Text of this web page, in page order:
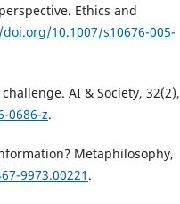
Ethics and
10.1007/s10676-005-
AI & Society, 32(2),
0686-z.
Metaphilosophy,
9973.00221 .